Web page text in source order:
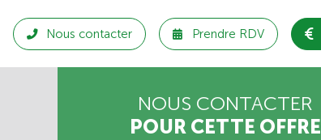
Nous contacter Prendre RDV
NOUS CONTACTER
POUR CETTE OFFRE